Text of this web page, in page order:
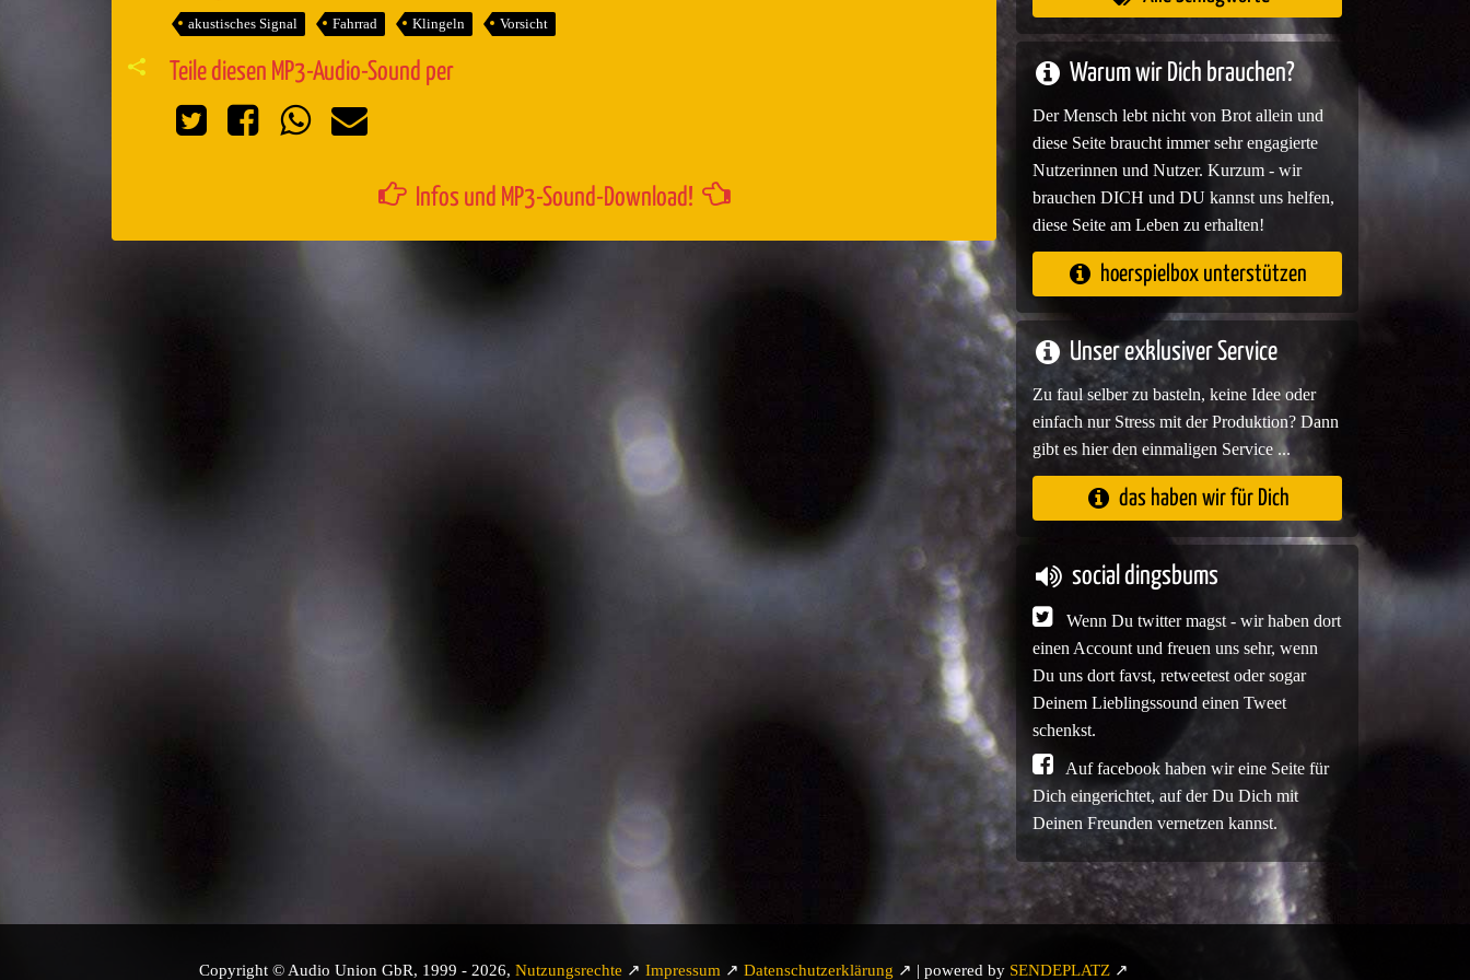
akustisches Signal Fahrrad Klingeln Vorsicht
Teile diesen MP3-Audio-Sound per
Infos und MP3-Sound-Download!
Warum wir Dich brauchen?
Der Mensch lebt nicht von Brot allein und
diese Seite braucht immer sehr engagierte
Nutzerinnen und Nutzer. Kurzum - wir
brauchen DICH und DU kannst uns helfen,
diese Seite am Leben zu erhalten!
hoerspielbox unterstützen
Unser exklusiver Service
Zu faul selber zu basteln, keine Idee oder
einfach nur Stress mit der Produktion? Dann
gibt es hier den einmaligen Service ...
das haben wir für Dich
social dingsbums
Wenn Du twitter magst - wir haben dort
einen Account und freuen uns sehr, wenn
Du uns dort favst, retweetest oder sogar
Deinem Lieblingssound einen Tweet
schenkst.
Auf facebook haben wir eine Seite für
Dich eingerichtet, auf der Du Dich mit
Deinen Freunden vernetzen kannst.
Copyright © Audio Union GbR, 1999 - 2026, Nutzungsrechte ↗ Impressum ↗ Datenschutzerklärung ↗ | powered by SENDEPLATZ ↗